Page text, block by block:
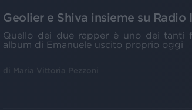
Geolier e Shiva insieme su
Quello dei due rapper è uno dei tanti
album di Emanuele uscito proprio oggi
di Maria Vittoria Pezzoni